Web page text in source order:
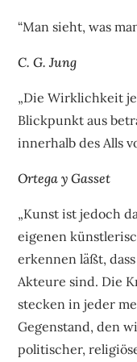
“Man sieht, was
C. G. Jung
„Die Wirklichkeit
Blickpunkt aus
innerhalb des Alls
Ortega y Gasset
„Kunst ist jedoch
eigenen
erkennen läßt,
Akteure sind. Die
stecken in jeder
Gegenstand, den
politischer,